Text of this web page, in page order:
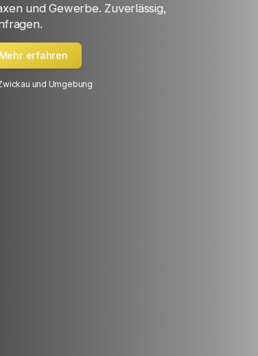
und Gewerbe. Zuverlässig,
Mehr erfahren
und Umgebung